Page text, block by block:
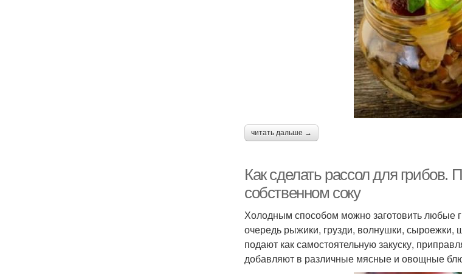
читать дальше →
Как сделать рассол для грибов.
собственном соку
Холодным способом можно заготовить любые
очередь рыжики, грузди, волнушки,
подают как самостоятельную закуску,
добавляют в различные мясные и овощные